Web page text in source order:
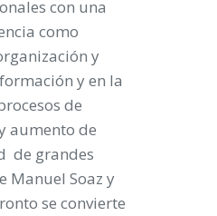
con una
como
y
y en la
de
aumento de
de grandes
Manuel Soaz y
se convierte